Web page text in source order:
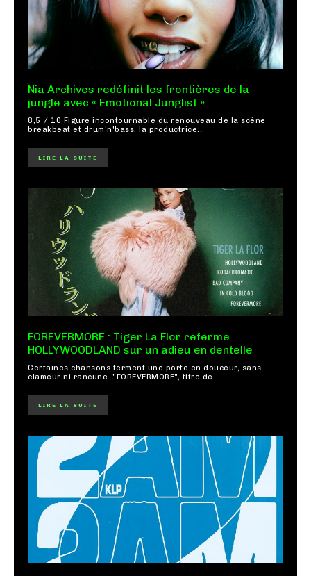
Nia Archives redéfinit les frontières de la
jungle avec « Emotional Junglist »
8,5 / 10 Figure incontournable du renouveau de la scène
breakbeat et drum'n'bass, la productrice...
LIRE LA SUITE
FOREVERMORE : Tiger La Flor referme
HOLLYWOODLAND sur un adieu en dentelle
Certaines chansons ferment une porte en douceur, sans
clameur ni rancune. "FOREVERMORE", titre de...
LIRE LA SUITE